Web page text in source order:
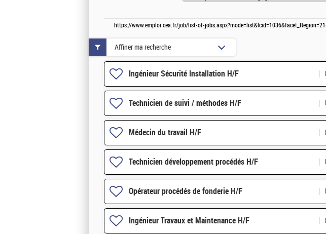
https://www.emploi.cea.fr/job/list-of-
Ingénieur Sécurité Installation H/F
Technicien de suivi / méthodes H/F
Médecin du travail H/F
Technicien développement procédés H/F
Opérateur procédés de fonderie H/F
Ingénieur Travaux et Maintenance H/F
Affiner ma recherche